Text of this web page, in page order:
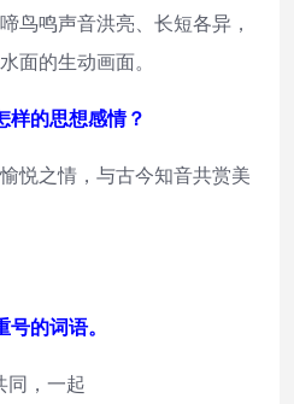
鸟鸣声音洪亮、长短各异，
面的生动画面。
样的思想感情？
悦之情，与古今知音共赏美
的词语。
同，一起